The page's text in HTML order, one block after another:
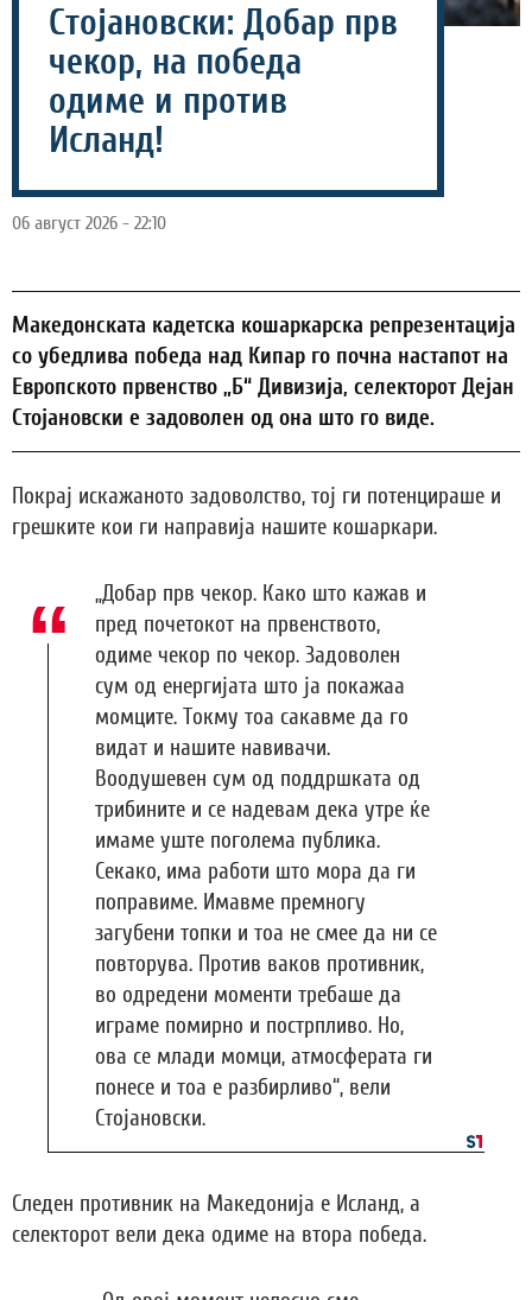
Стојановски: Добар прв
чекор, на победа
одиме и против
Исланд!
06 август 2026 - 22:10
Македонската кадетска кошаркарска репрезентација
со убедлива победа над Кипар го почна настапот на
Европското првенство „Б“ Дивизија, селекторот Дејан
Стојановски е задоволен од она што го виде.
Покрај искажаното задоволство, тој ги потенцираше и
грешките кои ги направија нашите кошаркари.
„Добар прв чекор. Како што кажав и
пред почетокот на првенството,
одиме чекор по чекор. Задоволен
сум од енергијата што ја покажаа
момците. Токму тоа сакавме да го
видат и нашите навивачи.
Воодушевен сум од поддршката од
трибините и се надевам дека утре ќе
имаме уште поголема публика.
Секако, има работи што мора да ги
поправиме. Имавме премногу
загубени топки и тоа не смее да ни се
повторува. Против ваков противник,
во одредени моменти требаше да
играме помирно и пострпливо. Но,
ова се млади момци, атмосферата ги
понесе и тоа е разбирливо“, вели
Стојановски.
Следен противник на Македонија е Исланд, а
селекторот вели дека одиме на втора победа.